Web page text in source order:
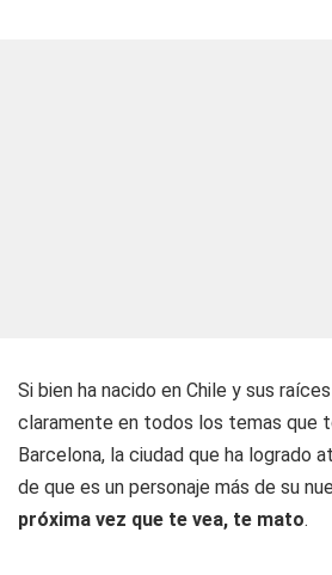
Si bien ha nacido en Chile y sus
claramente en todos los temas que
Barcelona, la ciudad que ha logrado
de que es un personaje más de su
próxima vez que te vea, te mato.